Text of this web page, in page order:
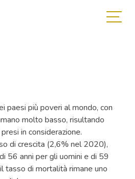
paesi più poveri al mondo, con
molto basso, risultando
in considerazione.
di crescita (2,6% nel 2020),
56 anni per gli uomini e di 59
tasso di mortalità rimane uno